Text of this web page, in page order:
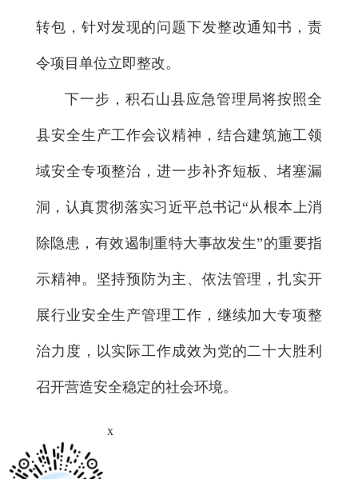
转包，针对发现的问题下发整改通知书，责
令项目单位立即整改。
下一步，积石山县应急管理局将按照全
县安全生产工作会议精神，结合建筑施工领
域安全专项整治，进一步补齐短板、堵塞漏
洞，认真贯彻落实习近平总书记“从根本上消
除隐患，有效遏制重特大事故发生”的重要指
示精神。坚持预防为主、依法管理，扎实开
展行业安全生产管理工作，继续加大专项整
治力度，以实际工作成效为党的二十大胜利
召开营造安全稳定的社会环境。
x